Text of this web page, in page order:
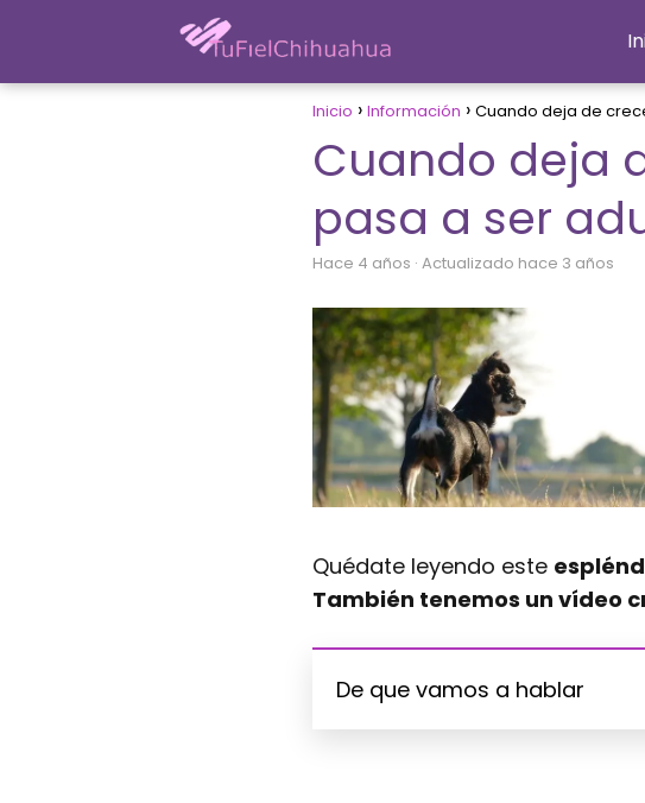
Inicio Información Cuando deja de
Cuando deja
pasa a ser
hace 4 años · Actualizado hace 3 años
Quédate leyendo este
También tenemos un vídeo
De que vamos a hablar